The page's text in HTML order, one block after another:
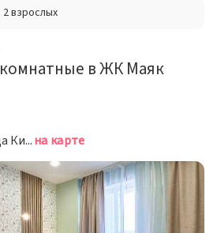
2 взрослых
в ЖК Маяк
Беларусь, Минск, улица Кирилла Туровского, 14на карте